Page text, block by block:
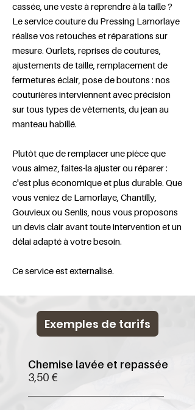
cassée, une veste à reprendre à la taille ?
Le service couture du Pressing Lamorlaye
réalise vos retouches et réparations sur
mesure. Ourlets, reprises de coutures,
ajustements de taille, remplacement de
fermetures éclair, pose de boutons : nos
couturières interviennent avec précision
sur tous types de vêtements, du jean au
manteau habillé.
Plutôt que de remplacer une pièce que
vous aimez, faites-la ajuster ou réparer :
c'est plus économique et plus durable. Que
vous veniez de Lamorlaye, Chantilly,
Gouvieux ou Senlis, nous vous proposons
un devis clair avant toute intervention et un
délai adapté à votre besoin.
Ce service est externalisé.
Exemples de tarifs
Chemise lavée et repassée
3,50 €